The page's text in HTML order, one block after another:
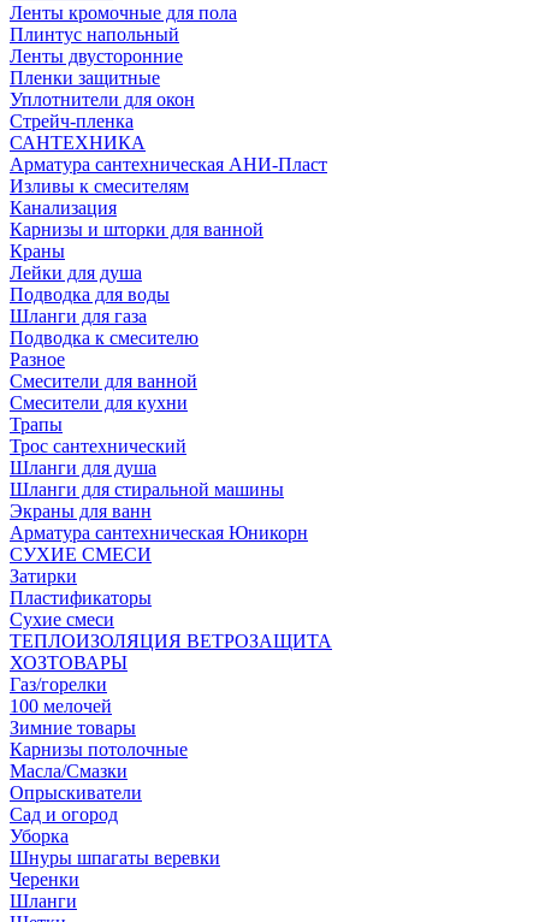
Ленты кромочные для пола
Плинтус напольный
Ленты двусторонние
Пленки защитные
Уплотнители для окон
Стрейч-пленка
САНТЕХНИКА
Арматура сантехническая АНИ-Пласт
Изливы к смесителям
Канализация
Карнизы и шторки для ванной
Краны
Лейки для душа
Подводка для воды
Шланги для газа
Подводка к смесителю
Разное
Смесители для ванной
Смесители для кухни
Трапы
Трос сантехнический
Шланги для душа
Шланги для стиральной машины
Экраны для ванн
Арматура сантехническая Юникорн
СУХИЕ СМЕСИ
Затирки
Пластификаторы
Сухие смеси
ТЕПЛОИЗОЛЯЦИЯ ВЕТРОЗАЩИТА
ХОЗТОВАРЫ
Газ/горелки
100 мелочей
Зимние товары
Карнизы потолочные
Масла/Смазки
Опрыскиватели
Сад и огород
Уборка
Шнуры шпагаты веревки
Черенки
Шланги